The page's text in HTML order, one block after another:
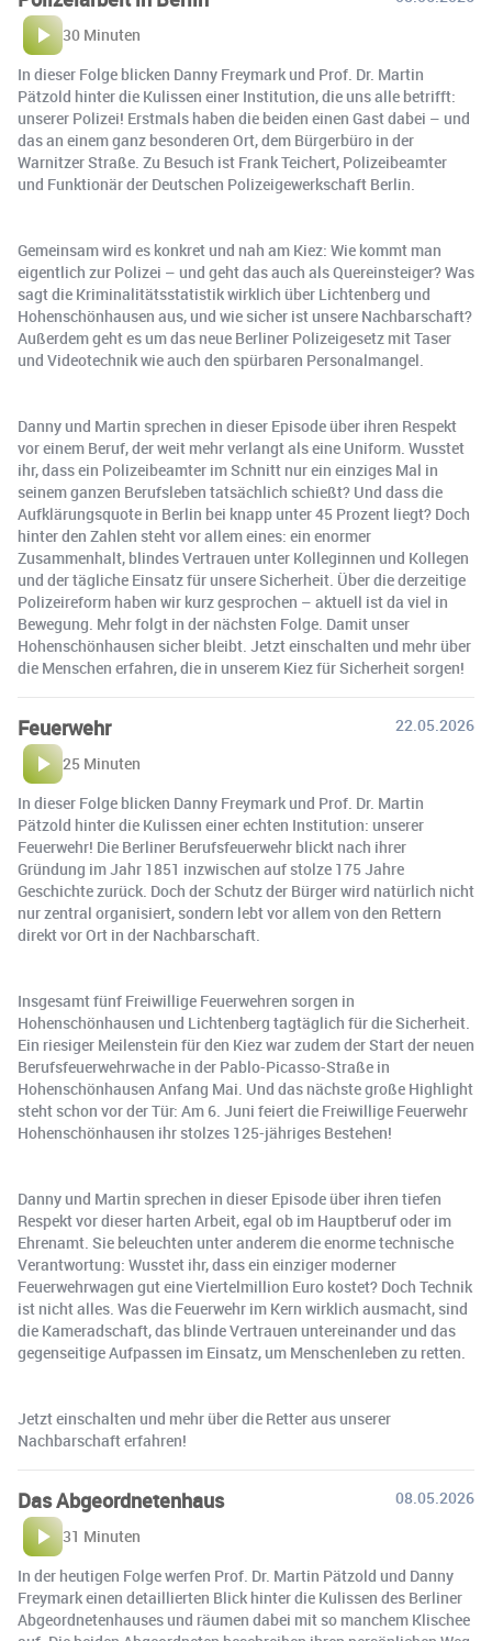
30 Minuten
In dieser Folge blicken Danny Freymark und Prof. Dr. Martin
Pätzold hinter die Kulissen einer Institution, die uns alle betrifft:
unserer Polizei! Erstmals haben die beiden einen Gast dabei – und
das an einem ganz besonderen Ort, dem Bürgerbüro in der
Warnitzer Straße. Zu Besuch ist Frank Teichert, Polizeibeamter
und Funktionär der Deutschen Polizeigewerkschaft Berlin.
Gemeinsam wird es konkret und nah am Kiez: Wie kommt man
eigentlich zur Polizei – und geht das auch als Quereinsteiger? Was
sagt die Kriminalitätsstatistik wirklich über Lichtenberg und
Hohenschönhausen aus, und wie sicher ist unsere Nachbarschaft?
Außerdem geht es um das neue Berliner Polizeigesetz mit Taser
und Videotechnik wie auch den spürbaren Personalmangel.
Danny und Martin sprechen in dieser Episode über ihren Respekt
vor einem Beruf, der weit mehr verlangt als eine Uniform. Wusstet
ihr, dass ein Polizeibeamter im Schnitt nur ein einziges Mal in
seinem ganzen Berufsleben tatsächlich schießt? Und dass die
Aufklärungsquote in Berlin bei knapp unter 45 Prozent liegt? Doch
hinter den Zahlen steht vor allem eines: ein enormer
Zusammenhalt, blindes Vertrauen unter Kolleginnen und Kollegen
und der tägliche Einsatz für unsere Sicherheit. Über die derzeitige
Polizeireform haben wir kurz gesprochen – aktuell ist da viel in
Bewegung. Mehr folgt in der nächsten Folge. Damit unser
Hohenschönhausen sicher bleibt. Jetzt einschalten und mehr über
die Menschen erfahren, die in unserem Kiez für Sicherheit sorgen!
Feuerwehr
22.05.2026
25 Minuten
In dieser Folge blicken Danny Freymark und Prof. Dr. Martin
Pätzold hinter die Kulissen einer echten Institution: unserer
Feuerwehr! Die Berliner Berufsfeuerwehr blickt nach ihrer
Gründung im Jahr 1851 inzwischen auf stolze 175 Jahre
Geschichte zurück. Doch der Schutz der Bürger wird natürlich nicht
nur zentral organisiert, sondern lebt vor allem von den Rettern
direkt vor Ort in der Nachbarschaft.
Insgesamt fünf Freiwillige Feuerwehren sorgen in
Hohenschönhausen und Lichtenberg tagtäglich für die Sicherheit.
Ein riesiger Meilenstein für den Kiez war zudem der Start der neuen
Berufsfeuerwehrwache in der Pablo-Picasso-Straße in
Hohenschönhausen Anfang Mai. Und das nächste große Highlight
steht schon vor der Tür: Am 6. Juni feiert die Freiwillige Feuerwehr
Hohenschönhausen ihr stolzes 125-jähriges Bestehen!
Danny und Martin sprechen in dieser Episode über ihren tiefen
Respekt vor dieser harten Arbeit, egal ob im Hauptberuf oder im
Ehrenamt. Sie beleuchten unter anderem die enorme technische
Verantwortung: Wusstet ihr, dass ein einziger moderner
Feuerwehrwagen gut eine Viertelmillion Euro kostet? Doch Technik
ist nicht alles. Was die Feuerwehr im Kern wirklich ausmacht, sind
die Kameradschaft, das blinde Vertrauen untereinander und das
gegenseitige Aufpassen im Einsatz, um Menschenleben zu retten.
Jetzt einschalten und mehr über die Retter aus unserer
Nachbarschaft erfahren!
Das Abgeordnetenhaus
08.05.2026
31 Minuten
In der heutigen Folge werfen Prof. Dr. Martin Pätzold und Danny
Freymark einen detaillierten Blick hinter die Kulissen des Berliner
Abgeordnetenhauses und räumen dabei mit so manchem Klischee